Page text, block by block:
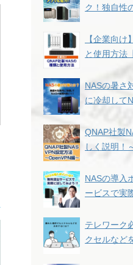
ク！独自性
【企業向け
と使用方法
NASの暑さ
に冷却して
QNAP社製
しく説明！
NASの導入
ービスで実
テレワーク
クセルなど